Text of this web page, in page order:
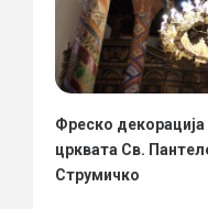
Фреско
црквата Св.
Струмичко